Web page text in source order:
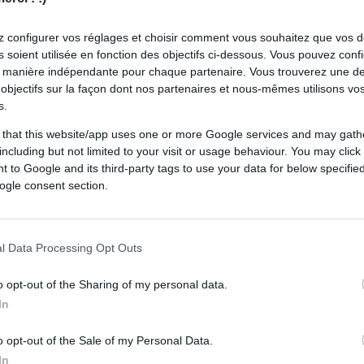
configurer vos réglages et choisir comment vous souhaitez que vos
soient utilisée en fonction des objectifs ci-dessous. Vous pouvez
indépendante pour chaque partenaire. Vous trouverez une
sur la façon dont nos partenaires et nous-mêmes utilisons
that this website/app uses one or more Google services and may
but not limited to your visit or usage behaviour. You may
to Google and its third-party tags to use your data for below
consent section.
Data Processing Opt Outs
opt-out of the Sharing of my personal data.
opt-out of the Sale of my Personal Data.
écran géant à Ernest-Wallon. Une
au Toulouse Olympique XIII, qui a
portes pour la finale
l'espace terrasse-buvette pour diffuser la
etMontpellier, programmée à
son match
Toulouse Olympique XIIIa revu son
affronter les Leigh Leopards à 21